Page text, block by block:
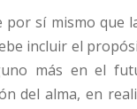
por sí mismo que
incluir el
más en el
del alma, en